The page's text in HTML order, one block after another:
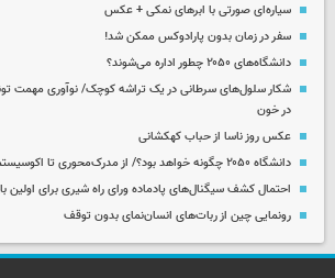
سیاره‌ای صورتی با ابرهای نمکی + عکس
سفر در زمان بدون پارادوکس ممکن شد!
دانشگاه‌های ۲۰۵۰ چطور اداره می‌شوند؟
شکار سلول‌های سرطانی در یک تراشه کوچک/ نوآوری مهمت
در خون
عکس روز ناسا از حباب کهکشانی
دانشگاه ۲۰۵۰ چگونه خواهد بود؟/ از مدرک‌محوری تا اکوسیستم یادگیری مادام‌العمر
احتمال کشف سیگنال‌های پادماده ورای راه شیری برای اولین
رونمایی چین از ربات‌های انسان‌نمای بدون توقف